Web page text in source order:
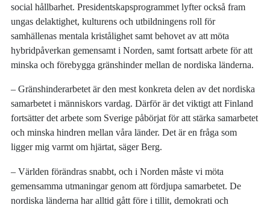
social hållbarhet. Presidentskapsprogrammet lyfter också fram
ungas delaktighet, kulturens och utbildningens roll för
samhällenas mentala kristålighet samt behovet av att möta
hybridpåverkan gemensamt i Norden, samt fortsatt arbete för att
minska och förebygga gränshinder mellan de nordiska länderna.
– Gränshinderarbetet är den mest konkreta delen av det nordiska
samarbetet i människors vardag. Därför är det viktigt att Finland
fortsätter det arbete som Sverige påbörjat för att stärka samarbetet
och minska hindren mellan våra länder. Det är en fråga som
ligger mig varmt om hjärtat, säger Berg.
– Världen förändras snabbt, och i Norden måste vi möta
gemensamma utmaningar genom att fördjupa samarbetet. De
nordiska länderna har alltid gått före i tillit, demokrati och